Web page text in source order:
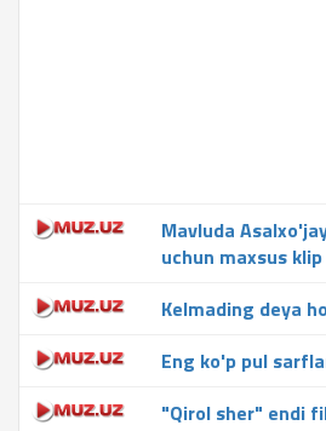
Mavluda
uchun maxsus klip
Kelmading deya
Eng ko'p pul
"Qirol sher" endi